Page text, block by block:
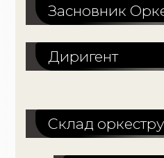
Засновник
Диригент
Склад оркестру